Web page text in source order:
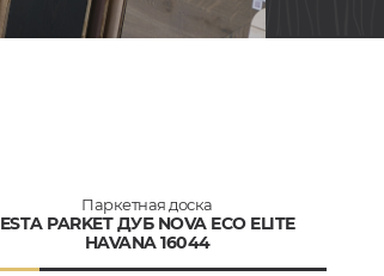
Паркетная доска
ESTA PARKET ДУБ NOVA ECO ELITE
HAVANA 16044